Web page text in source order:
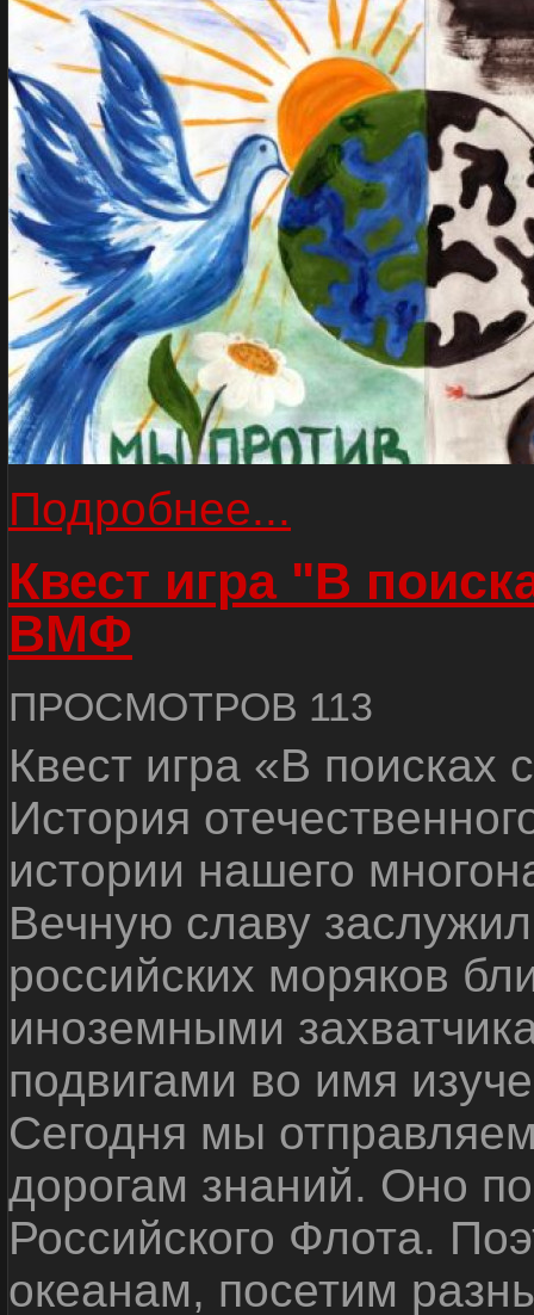
Подробнее...
Квест игра "В
ВМФ
ПРОСМОТРОВ 113
Квест игра «В
История
истории нашего
Вечную славу
российских моряков
иноземными
подвигами во имя
Сегодня мы
дорогам знаний. Оно
Российского Флота.
океанам, посетим